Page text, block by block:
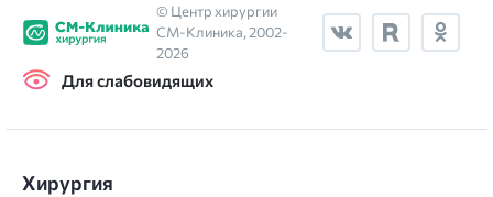
© Центр хирургии
СМ‑Клиника, 2002-
2026
Для слабовидящих
Хирургия